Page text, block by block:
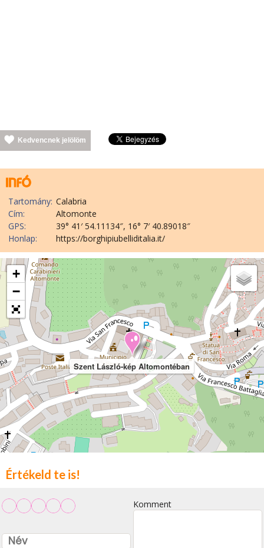
Kedvencnek jelölöm
Tartomány: Calabria
Cím:
Altomonte
GPS:
39° 41′ 54.11134″, 16° 7′ 40.89018″
Honlap:
https://borghipiubelliditalia.it/
Szent László-kép Altomontéban
+
−
Értékeld te is!
Komment